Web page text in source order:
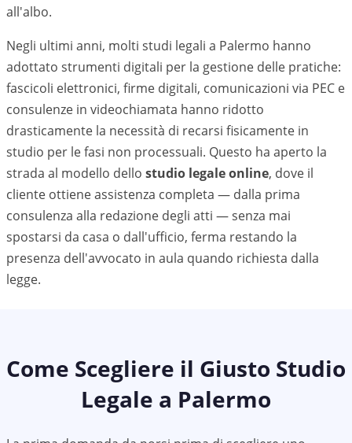
all'albo.
Negli ultimi anni, molti studi legali a Palermo hanno
adottato strumenti digitali per la gestione delle pratiche:
fascicoli elettronici, firme digitali, comunicazioni via PEC e
consulenze in videochiamata hanno ridotto
drasticamente la necessità di recarsi fisicamente in
studio per le fasi non processuali. Questo ha aperto la
strada al modello dello studio legale online, dove il
cliente ottiene assistenza completa — dalla prima
consulenza alla redazione degli atti — senza mai
spostarsi da casa o dall'ufficio, ferma restando la
presenza dell'avvocato in aula quando richiesta dalla
legge.
Come Scegliere il Giusto Studio
Legale a Palermo